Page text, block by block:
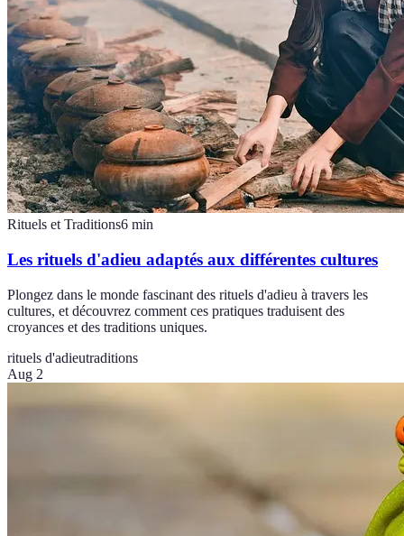
Rituels et Traditions6 min
Les rituels d'adieu adaptés aux différentes cultures
Plongez dans le monde fascinant des rituels d'adieu à travers les
cultures, et découvrez comment ces pratiques traduisent des
croyances et des traditions uniques.
rituels d'adieutraditions
Aug 2